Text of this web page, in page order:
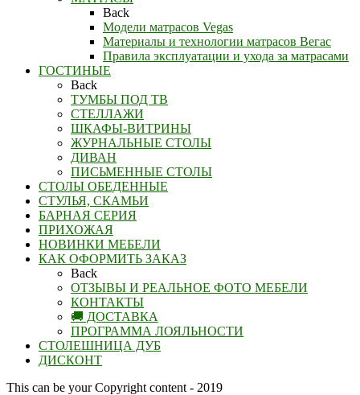
Back
Модели матрасов Vegas
Материалы и технологии матрасов Вегас
Правила эксплуатации и ухода за матрасами
ГОСТИНЫЕ
Back
ТУМБЫ ПОД ТВ
СТЕЛЛАЖИ
ШКАФЫ-ВИТРИНЫ
ЖУРНАЛЬНЫЕ СТОЛЫ
ДИВАН
ПИСЬМЕННЫЕ СТОЛЫ
СТОЛЫ ОБЕДЕННЫЕ
СТУЛЬЯ, СКАМЬИ
БАРНАЯ СЕРИЯ
ПРИХОЖАЯ
НОВИНКИ МЕБЕЛИ
КАК ОФОРМИТЬ ЗАКАЗ
Back
ОТЗЫВЫ И РЕАЛЬНОЕ ФОТО МЕБЕЛИ
КОНТАКТЫ
🚚 ДОСТАВКА
ПРОГРАММА ЛОЯЛЬНОСТИ
СТОЛЕШНИЦА ДУБ
ДИСКОНТ
This can be your Copyright content - 2019